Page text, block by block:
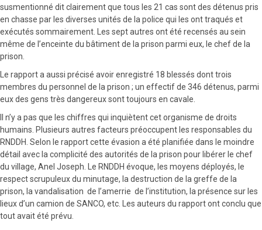
susmentionné dit clairement que tous les 21 cas sont des détenus pris
en chasse par les diverses unités de la police qui les ont traqués et
exécutés sommairement. Les sept autres ont été recensés au sein
même de l’enceinte du bâtiment de la prison parmi eux, le chef de la
prison.
Le rapport a aussi précisé avoir enregistré 18 blessés dont trois
membres du personnel de la prison ; un effectif de 346 détenus, parmi
eux des gens très dangereux sont toujours en cavale.
Il n’y a pas que les chiffres qui inquiètent cet organisme de droits
humains. Plusieurs autres facteurs préoccupent les responsables du
RNDDH. Selon le rapport cette évasion a été planifiée dans le moindre
détail avec la complicité des autorités de la prison pour libérer le chef
du village, Anel Joseph. Le RNDDH évoque, les moyens déployés, le
respect scrupuleux du minutage, la destruction de la greffe de la
prison, la vandalisation de l’amerrie de l’institution, la présence sur les
lieux d’un camion de SANCO, etc. Les auteurs du rapport ont conclu que
tout avait été prévu.